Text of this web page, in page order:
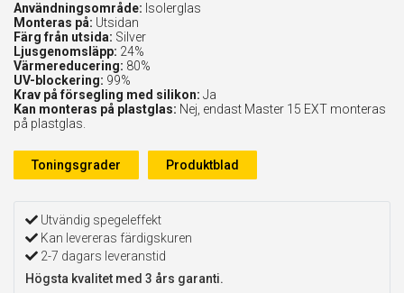
Användningsområde: Isolerglas
Monteras på: Utsidan
Färg från utsida: Silver
Ljusgenomsläpp: 24%
Värmereducering: 80%
UV-blockering: 99%
Krav på försegling med silikon: Ja
Kan monteras på plastglas: Nej, endast Master 15 EXT monteras
på plastglas.
Toningsgrader Produktblad
Utvändig spegeleffekt
Kan levereras färdigskuren
2-7 dagars leveranstid
Högsta kvalitet med 3 års garanti.